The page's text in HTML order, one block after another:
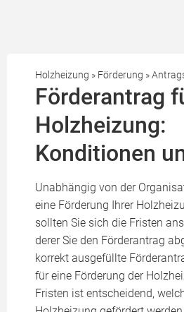
Holzheizung » Förderung »
Förderantrag
Holzheizung:
Konditionen
Unabhängig von der
eine Förderung Ihrer
sollten Sie sich die Fristen
derer Sie den Förderantrag
korrekt ausgefüllte
für eine Förderung der
Fristen ist entscheidend,